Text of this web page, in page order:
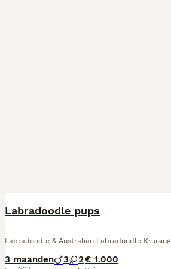
Labradoodle pups
Labradoodle & Australian Labradoodle Kruising
3 maanden 3 2€ 1.000